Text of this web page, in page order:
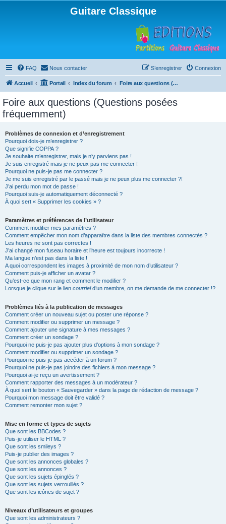
Guitare Classique
FAQ Nous contacter Connexion
S’enregistrer
Accueil Portail Index du forum Foire aux questions (Questions posées fréquemment)
Foire aux questions (Questions posées
fréquemment)
Problèmes de connexion et d’enregistrement
Pourquoi dois-je m’enregistrer ?
Que signifie COPPA ?
Je souhaite m’enregistrer, mais je n’y parviens pas !
Je suis enregistré mais je ne peux pas me connecter !
Pourquoi ne puis-je pas me connecter ?
Je me suis enregistré par le passé mais je ne peux plus me connecter ?!
J’ai perdu mon mot de passe !
Pourquoi suis-je automatiquement déconnecté ?
À quoi sert « Supprimer les cookies » ?
Paramètres et préférences de l’utilisateur
Comment modifier mes paramètres ?
Comment empêcher mon nom d’apparaître dans la liste des membres connectés ?
Les heures ne sont pas correctes !
J’ai changé mon fuseau horaire et l’heure est toujours incorrecte !
Ma langue n’est pas dans la liste !
A quoi correspondent les images à proximité de mon nom d’utilisateur ?
Comment puis-je afficher un avatar ?
Qu’est-ce que mon rang et comment le modifier ?
Lorsque je clique sur le lien courrield’un membre, on me demande de me connecter !?
Problèmes liés à la publication de messages
Comment créer un nouveau sujet ou poster une réponse ?
Comment modifier ou supprimer un message ?
Comment ajouter une signature à mes messages ?
Comment créer un sondage ?
Pourquoi ne puis-je pas ajouter plus d’options à mon sondage ?
Comment modifier ou supprimer un sondage ?
Pourquoi ne puis-je pas accéder à un forum ?
Pourquoi ne puis-je pas joindre des fichiers à mon message ?
Pourquoi ai-je reçu un avertissement ?
Comment rapporter des messages à un modérateur ?
À quoi sert le bouton « Sauvegarder » dans la page de rédaction de message ?
Pourquoi mon message doit être validé ?
Comment remonter mon sujet ?
Mise en forme et types de sujets
Que sont les BBCodes ?
Puis-je utiliser le HTML ?
Que sont les smileys ?
Puis-je publier des images ?
Que sont les annonces globales ?
Que sont les annonces ?
Que sont les sujets épinglés ?
Que sont les sujets verrouillés ?
Que sont les icônes de sujet ?
Niveaux d’utilisateurs et groupes
Que sont les administrateurs ?